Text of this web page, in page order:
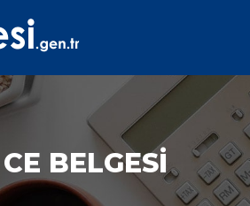
CE BELGESİ